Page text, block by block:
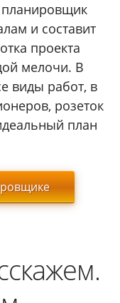
и составит
проекта
мелочи. В
виды работ, в
розеток
план